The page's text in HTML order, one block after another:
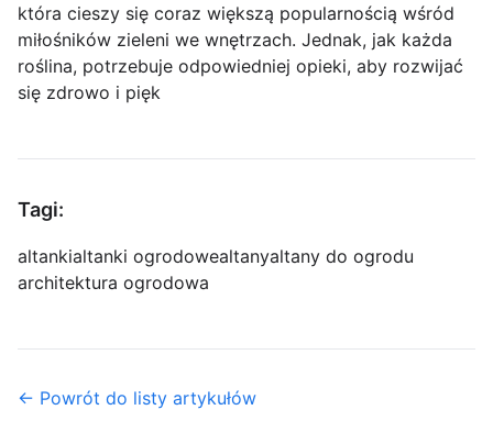
która cieszy się coraz większą popularnością wśród
miłośników zieleni we wnętrzach. Jednak, jak każda
roślina, potrzebuje odpowiedniej opieki, aby rozwijać
się zdrowo i pięk
Tagi:
altankialtanki ogrodowealtanyaltany do ogrodu
architektura ogrodowa
← Powrót do listy artykułów